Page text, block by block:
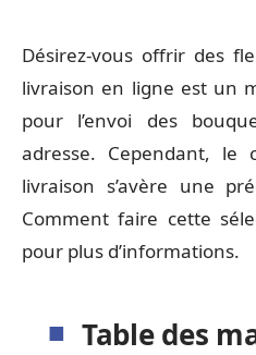
Désirez-vous offrir des
livraison en ligne est un
pour l’envoi des
adresse. Cependant, le
livraison s’avère une
Comment faire cette
pour plus d’informations.
Table des